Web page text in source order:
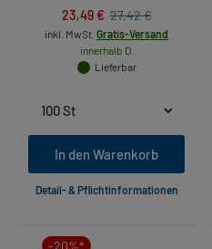
23,49 € 27,42 €
inkl. MwSt. Gratis-Versand
innerhalb D.
Lieferbar
In den Warenkorb
Detail- & Pflichtinformationen